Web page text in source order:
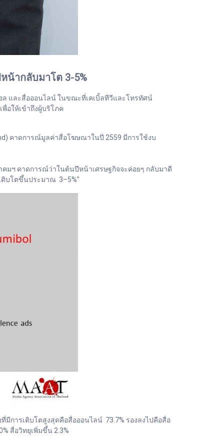
น้ากลับมาโต 3-5%
ล และสื่อออนไลน์ ในขณะที่เคเบิ้ลทีวีและโทรทัศน์
อให้เข้าถึงผู้บริโภค
คาดการณ์มูลค่าสื่อโฆษณาในปี 2559 มีการใช้งบ
คมฯ คาดการณ์ว่าในต้นปีหน้าเศรษฐกิจจะค่อยๆ กลับมาดี
ติบโตขึ้นประมาณ 3–5%”
มีการเติบโตสูงสุดคือสื่อออนไลน์ 73.7% รองลงไปคือสื่อ
สื่อวิทยุเพิ่มขึ้น 2.3%